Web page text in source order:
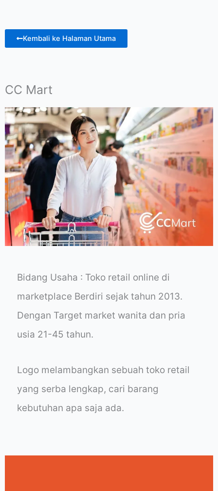
Kembali ke Halaman Utama
CC Mart
Bidang Usaha : Toko retail online di
marketplace Berdiri sejak tahun 2013.
Dengan Target market wanita dan pria
usia 21-45 tahun.
Logo melambangkan sebuah toko retail
yang serba lengkap, cari barang
kebutuhan apa saja ada.